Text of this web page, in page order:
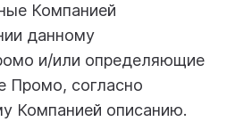
Компанией
данному
и/или определяющие
Промо, согласно
Компанией описанию.